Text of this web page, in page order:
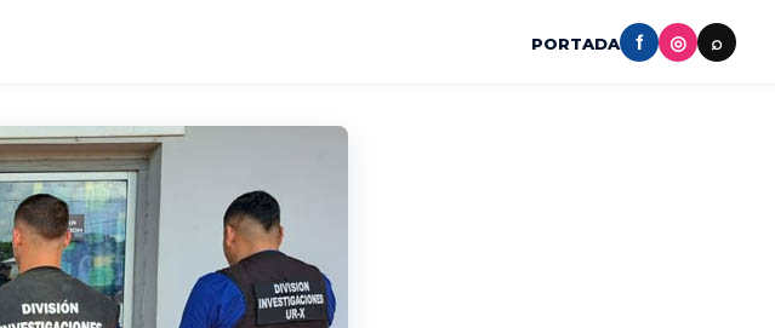
PORTADA f ◎ ⌕